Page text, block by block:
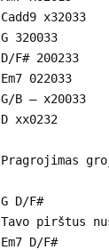
Cadd9 x32033
G 320033
D/F# 200233
Em7 022033
G/B – x20033
D xx0232
Pragrojimas
G D/F#
Tavo pirštus
Em7 D/F#